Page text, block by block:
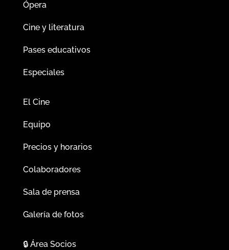
Ópera
Cine y literatura
Pases educativos
Especiales
El Cine
Equipo
Precios y horarios
Colaboradores
Sala de prensa
Galería de fotos
🔒Área Socios